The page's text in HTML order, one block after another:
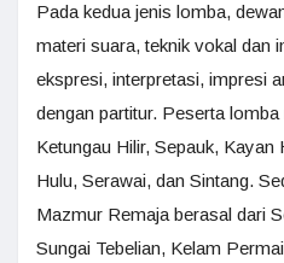
Pada kedua jenis lomba,
materi suara, teknik vokal dan
ekspresi, interpretasi, impresi
dengan partitur. Peserta
Ketungau Hilir, Sepauk,
Hulu, Serawai, dan Sintang.
Mazmur Remaja berasal dari
Sungai Tebelian, Kelam